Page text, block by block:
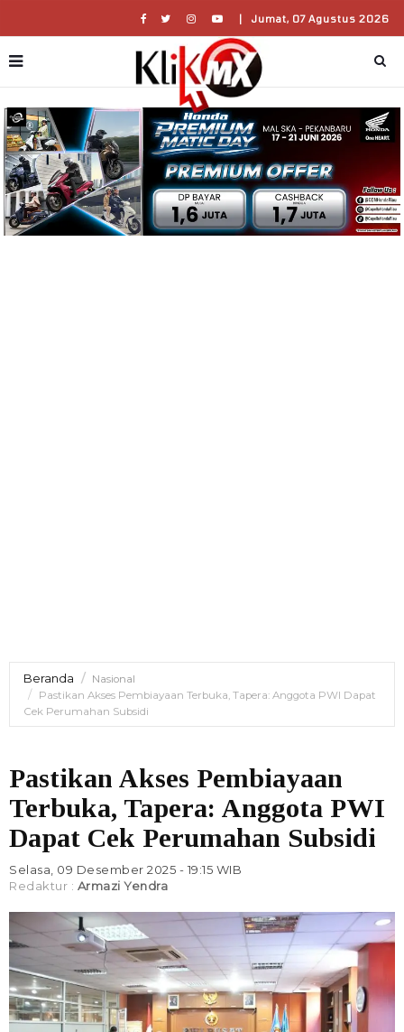
| Jumat, 07 Agustus 2026
Beranda
Nasional
Pastikan Akses Pembiayaan Terbuka, Tapera: Anggota PWI Dapat
Cek Perumahan Subsidi
Pastikan Akses Pembiayaan
Terbuka, Tapera: Anggota PWI
Dapat Cek Perumahan Subsidi
Selasa, 09 Desember 2025 - 19:15 WIB
Redaktur : Armazi Yendra